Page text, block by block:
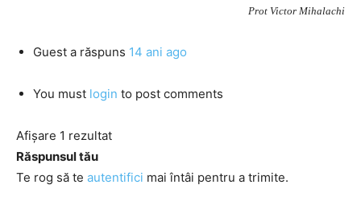
Prot Victor Mihalachi
Guest a răspuns 14 ani ago
You must login to post comments
Afișare 1 rezultat
Răspunsul tău
Te rog să te autentifici mai întâi pentru a trimite.